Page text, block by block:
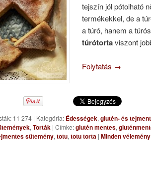
tejszín jól pótolható
termékekkel, de a
a túró, hanem a
túrótortaviszont
Folytatás →
11 274 | Kategória: Édességek, glutén- és
, Torták | Címke:glutén mentes,
sütemény, totu, totu torta | Minden